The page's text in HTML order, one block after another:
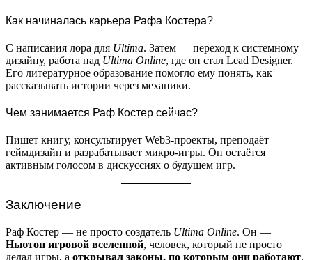
Как начиналась карьера Рафа Костера?
С написания лора для Ultima. Затем — переход к системному
дизайну, работа над Ultima Online, где он стал Lead Designer.
Его литературное образование помогло ему понять, как
рассказывать истории через механики.
Чем занимается Раф Костер сейчас?
Пишет книгу, консультирует Web3-проекты, преподаёт
геймдизайн и разрабатывает микро-игры. Он остаётся
активным голосом в дискуссиях о будущем игр.
Заключение
Раф Костер — не просто создатель Ultima Online. Он —
Ньютон игровой вселенной, человек, который не просто
делал игры, а открывал законы, по которым они работают.